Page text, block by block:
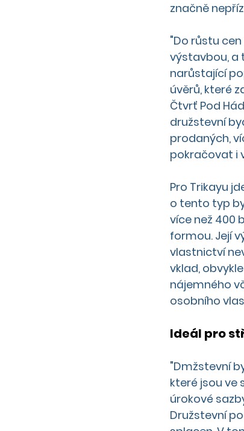
značně
"Do růstu
výstavbou, a
narůstající
úvěrů, které
Čtvrť Pod
družstevní
prodaných,
pokračovat i
Pro Trikayu
o tento typ
více než 400
formou. Její
vlastnictví
vklad,
nájemného
osobního
Ideál pro
"Dmžstevní
které jsou ve
úrokové
Družstevní